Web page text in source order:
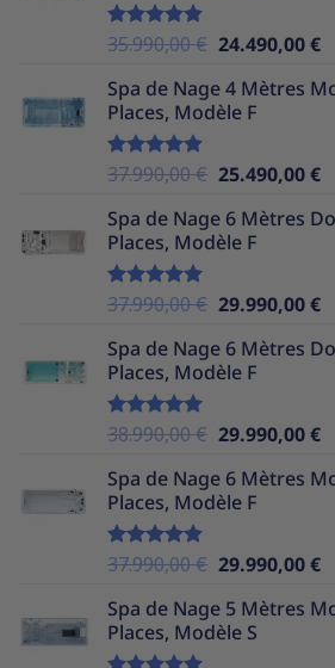
Note5.00
35.990,00€ Le
initial
était :
24.490,00€Le
Spa de Nage 4 Mètres
Places, Modèle F
Note5.00
37.990,00€ Le
initial
était :
25.490,00€Le
Spa de Nage 6 Mètres
Places, Modèle F
Note5.00
37.990,00€ Le
initial
était :
29.990,00€Le
Spa de Nage 6 Mètres
Places, Modèle F
Note5.00
38.990,00€ Le
initial
était :
29.990,00€Le
Spa de Nage 6 Mètres
Places, Modèle F
Note5.00
37.990,00€ Le
initial
était :
29.990,00€Le
Spa de Nage 5 Mètres
Places, Modèle S